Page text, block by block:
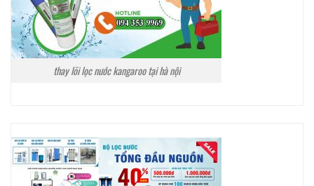
thay lõi lọc nước kangaroo tại hà nội